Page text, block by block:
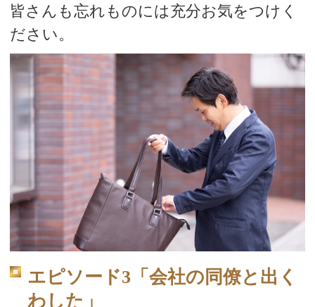
皆さんも忘れものには充分お気をつけく
ださい。
エピソード3「会社の同僚と出く
わした」